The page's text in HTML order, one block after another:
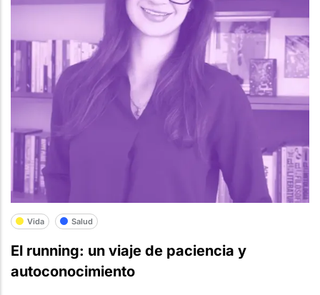
Vida Salud
El running: un viaje de paciencia y
autoconocimiento